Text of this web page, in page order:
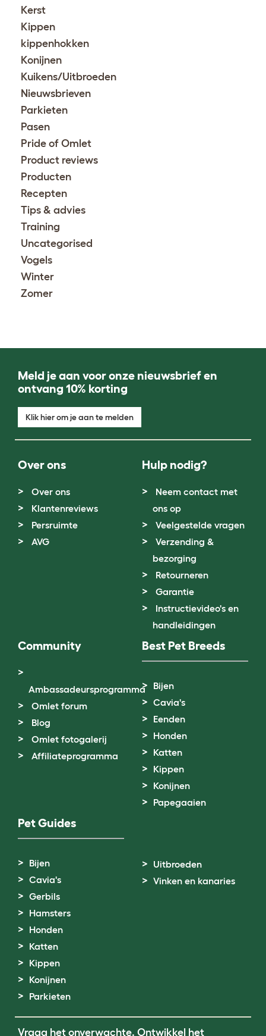
Kerst
Kippen
kippenhokken
Konijnen
Kuikens/Uitbroeden
Nieuwsbrieven
Parkieten
Pasen
Pride of Omlet
Product reviews
Producten
Recepten
Tips & advies
Training
Uncategorised
Vogels
Winter
Zomer
Meld je aan voor onze nieuwsbrief en
ontvang 10% korting
Klik hier om je aan te melden
Over ons
Over ons
Klantenreviews
Persruimte
AVG
Hulp nodig?
Neem contact met
ons op
Veelgestelde vragen
Verzending &
bezorging
Retourneren
Garantie
Instructievideo's en
handleidingen
Community
Ambassadeursprogramma
Omlet forum
Blog
Omlet fotogalerij
Affiliateprogramma
Best Pet Breeds
Bijen
Cavia's
Eenden
Honden
Katten
Kippen
Konijnen
Papegaaien
Pet Guides
Bijen
Cavia's
Gerbils
Hamsters
Honden
Katten
Kippen
Konijnen
Parkieten
Uitbroeden
Vinken en kanaries
Vraag het onverwachte. Ontwikkel het